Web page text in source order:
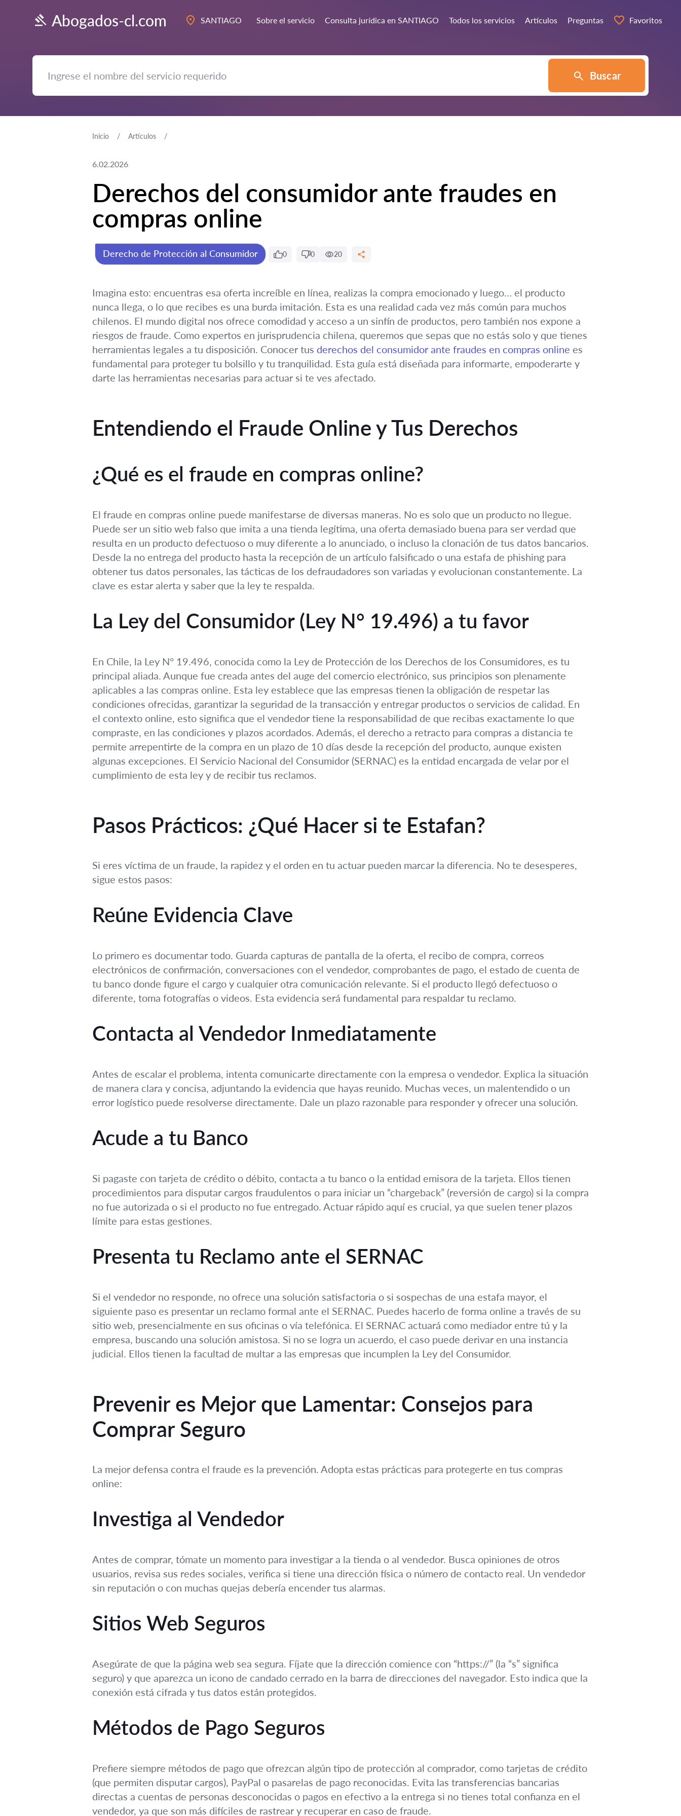
Abogados-cl.com SANTIAGO Sobre el servicio Consulta jurídica en SANTIAGO Todos los servicios Artículos Preguntas Favoritos
Buscar
Inicio Artículos
6.02.2026
Derechos del consumidor ante fraudes en
compras online
Derecho de Protección al Consumidor 0 0 20
Imagina esto: encuentras esa oferta increíble en línea, realizas la compra emocionado y luego… el producto
nunca llega, o lo que recibes es una burda imitación. Esta es una realidad cada vez más común para muchos
chilenos. El mundo digital nos ofrece comodidad y acceso a un sinfín de productos, pero también nos expone a
riesgos de fraude. Como expertos en jurisprudencia chilena, queremos que sepas que no estás solo y que tienes
herramientas legales a tu disposición. Conocer tus derechos del consumidor ante fraudes en compras online es
fundamental para proteger tu bolsillo y tu tranquilidad. Esta guía está diseñada para informarte, empoderarte y
darte las herramientas necesarias para actuar si te ves afectado.
Entendiendo el Fraude Online y Tus Derechos
¿Qué es el fraude en compras online?
El fraude en compras online puede manifestarse de diversas maneras. No es solo que un producto no llegue.
Puede ser un sitio web falso que imita a una tienda legítima, una oferta demasiado buena para ser verdad que
resulta en un producto defectuoso o muy diferente a lo anunciado, o incluso la clonación de tus datos bancarios.
Desde la no entrega del producto hasta la recepción de un artículo falsificado o una estafa de phishing para
obtener tus datos personales, las tácticas de los defraudadores son variadas y evolucionan constantemente. La
clave es estar alerta y saber que la ley te respalda.
La Ley del Consumidor (Ley N° 19.496) a tu favor
En Chile, la Ley N° 19.496, conocida como la Ley de Protección de los Derechos de los Consumidores, es tu
principal aliada. Aunque fue creada antes del auge del comercio electrónico, sus principios son plenamente
aplicables a las compras online. Esta ley establece que las empresas tienen la obligación de respetar las
condiciones ofrecidas, garantizar la seguridad de la transacción y entregar productos o servicios de calidad. En
el contexto online, esto significa que el vendedor tiene la responsabilidad de que recibas exactamente lo que
compraste, en las condiciones y plazos acordados. Además, el derecho a retracto para compras a distancia te
permite arrepentirte de la compra en un plazo de 10 días desde la recepción del producto, aunque existen
algunas excepciones. El Servicio Nacional del Consumidor (SERNAC) es la entidad encargada de velar por el
cumplimiento de esta ley y de recibir tus reclamos.
Pasos Prácticos: ¿Qué Hacer si te Estafan?
Si eres víctima de un fraude, la rapidez y el orden en tu actuar pueden marcar la diferencia. No te desesperes,
sigue estos pasos:
Reúne Evidencia Clave
Lo primero es documentar todo. Guarda capturas de pantalla de la oferta, el recibo de compra, correos
electrónicos de confirmación, conversaciones con el vendedor, comprobantes de pago, el estado de cuenta de
tu banco donde figure el cargo y cualquier otra comunicación relevante. Si el producto llegó defectuoso o
diferente, toma fotografías o videos. Esta evidencia será fundamental para respaldar tu reclamo.
Contacta al Vendedor Inmediatamente
Antes de escalar el problema, intenta comunicarte directamente con la empresa o vendedor. Explica la situación
de manera clara y concisa, adjuntando la evidencia que hayas reunido. Muchas veces, un malentendido o un
error logístico puede resolverse directamente. Dale un plazo razonable para responder y ofrecer una solución.
Acude a tu Banco
Si pagaste con tarjeta de crédito o débito, contacta a tu banco o la entidad emisora de la tarjeta. Ellos tienen
procedimientos para disputar cargos fraudulentos o para iniciar un “chargeback” (reversión de cargo) si la compra
no fue autorizada o si el producto no fue entregado. Actuar rápido aquí es crucial, ya que suelen tener plazos
límite para estas gestiones.
Presenta tu Reclamo ante el SERNAC
Si el vendedor no responde, no ofrece una solución satisfactoria o si sospechas de una estafa mayor, el
siguiente paso es presentar un reclamo formal ante el SERNAC. Puedes hacerlo de forma online a través de su
sitio web, presencialmente en sus oficinas o vía telefónica. El SERNAC actuará como mediador entre tú y la
empresa, buscando una solución amistosa. Si no se logra un acuerdo, el caso puede derivar en una instancia
judicial. Ellos tienen la facultad de multar a las empresas que incumplen la Ley del Consumidor.
Prevenir es Mejor que Lamentar: Consejos para
Comprar Seguro
La mejor defensa contra el fraude es la prevención. Adopta estas prácticas para protegerte en tus compras
online:
Investiga al Vendedor
Antes de comprar, tómate un momento para investigar a la tienda o al vendedor. Busca opiniones de otros
usuarios, revisa sus redes sociales, verifica si tiene una dirección física o número de contacto real. Un vendedor
sin reputación o con muchas quejas debería encender tus alarmas.
Sitios Web Seguros
Asegúrate de que la página web sea segura. Fíjate que la dirección comience con “https://” (la “s” significa
seguro) y que aparezca un icono de candado cerrado en la barra de direcciones del navegador. Esto indica que la
conexión está cifrada y tus datos están protegidos.
Métodos de Pago Seguros
Prefiere siempre métodos de pago que ofrezcan algún tipo de protección al comprador, como tarjetas de crédito
(que permiten disputar cargos), PayPal o pasarelas de pago reconocidas. Evita las transferencias bancarias
directas a cuentas de personas desconocidas o pagos en efectivo a la entrega si no tienes total confianza en el
vendedor, ya que son más difíciles de rastrear y recuperar en caso de fraude.